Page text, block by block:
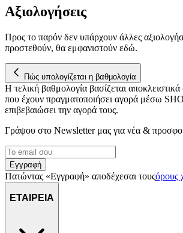
Αξιολογήσεις
Προς το παρόν δεν υπάρχουν άλλες
προστεθούν, θα εμφανιστούν εδώ.
Πώς υπολογίζεται η βαθμολογία
Η τελική βαθμολογία βασίζεται
που έχουν πραγματοποιήσει αγορά μέσω
επιβεβαιώσει την αγορά τους.
Γράψου στο Νewsletter μας για νέα &
Εγγραφή
Πατώντας «Εγγραφή» αποδέχεσαι τουςόρους
ΕΤΑΙΡΕΙΑ